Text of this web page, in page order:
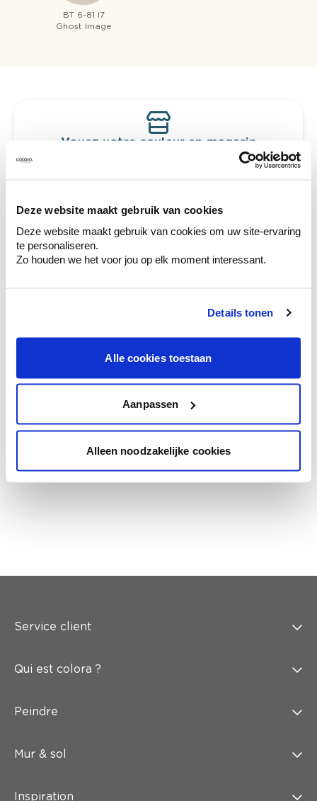
Deze website maakt gebruik van cookies
Deze website maakt gebruik van cookies om uw site-ervaring
te personaliseren.
Zo houden we het voor jou op elk moment interessant.
Details tonen
Alle cookies toestaan
Aanpassen
Alleen noodzakelijke cookies
BT 6-81 I7
Ghost Image
Voyez votre couleur en magasin
Découvrez des échantillons de votre
votre couleur.
Obtenez des conseils personnalisés sur la
combinaison de couleurs.
Conseil couleur à domicile
en couleur.
l'éclairage et de votre mobilier.
Obtenez un contrôle technologique de vos
Service client
Qui est colora ?
Peindre
Mur & sol
Inspiration